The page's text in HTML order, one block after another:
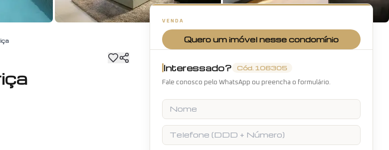
+19fotos
VENDA
Quero um imóvel nesse condomínio
Interessado? Cód. 106305
Fale conosco pelo WhatsApp ou preencha o formulário.
Nome
Telefone